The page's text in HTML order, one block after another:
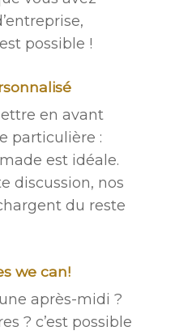
possible !
en avant
particulière :
est idéale.
discussion, nos
du reste
we can!
après-midi ?
? c’est possible